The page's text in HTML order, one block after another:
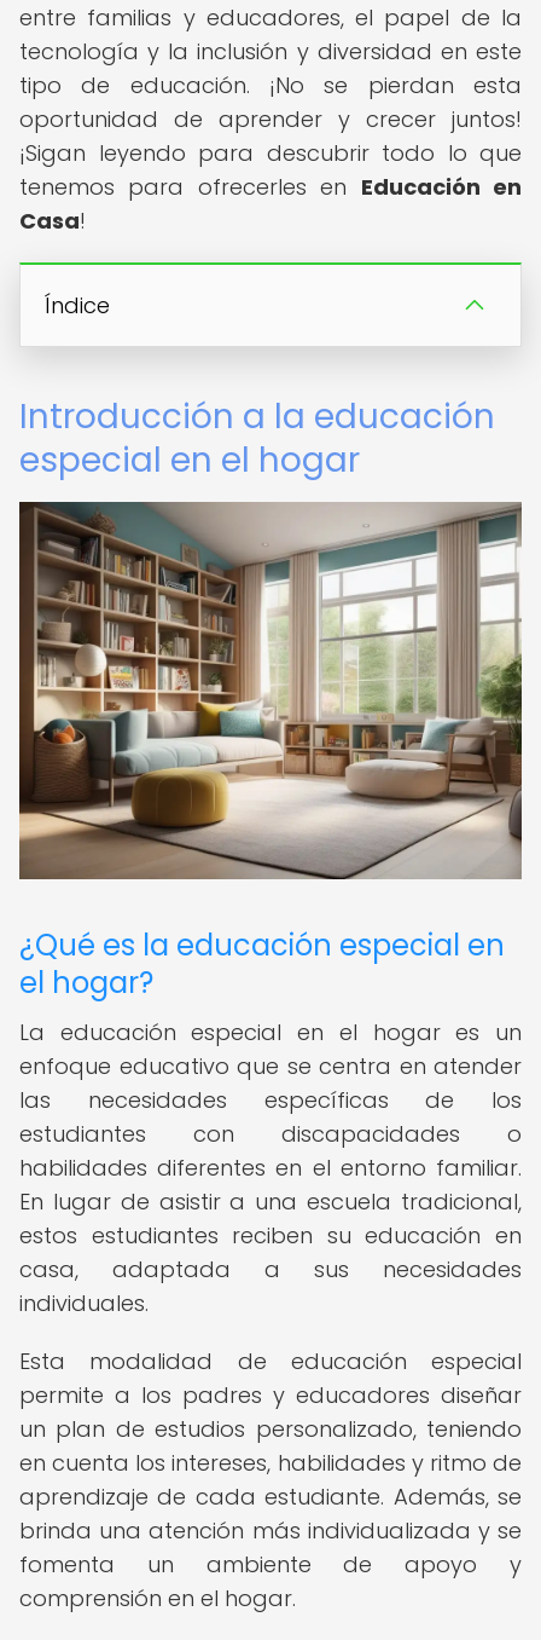
entre familias y educadores, el papel de la
tecnología y la inclusión y diversidad en este
tipo de educación. ¡No se pierdan esta
oportunidad de aprender y crecer juntos!
¡Sigan leyendo para descubrir todo lo que
tenemos para ofrecerles en Educación en
Casa!
Índice
Introducción a la educación
especial en el hogar
¿Qué es la educación especial en
el hogar?
La educación especial en el hogar es un
enfoque educativo que se centra en atender
las necesidades específicas de los
estudiantes con discapacidades o
habilidades diferentes en el entorno familiar.
En lugar de asistir a una escuela tradicional,
estos estudiantes reciben su educación en
casa, adaptada a sus necesidades
individuales.
Esta modalidad de educación especial
permite a los padres y educadores diseñar
un plan de estudios personalizado, teniendo
en cuenta los intereses, habilidades y ritmo de
aprendizaje de cada estudiante. Además, se
brinda una atención más individualizada y se
fomenta un ambiente de apoyo y
comprensión en el hogar.